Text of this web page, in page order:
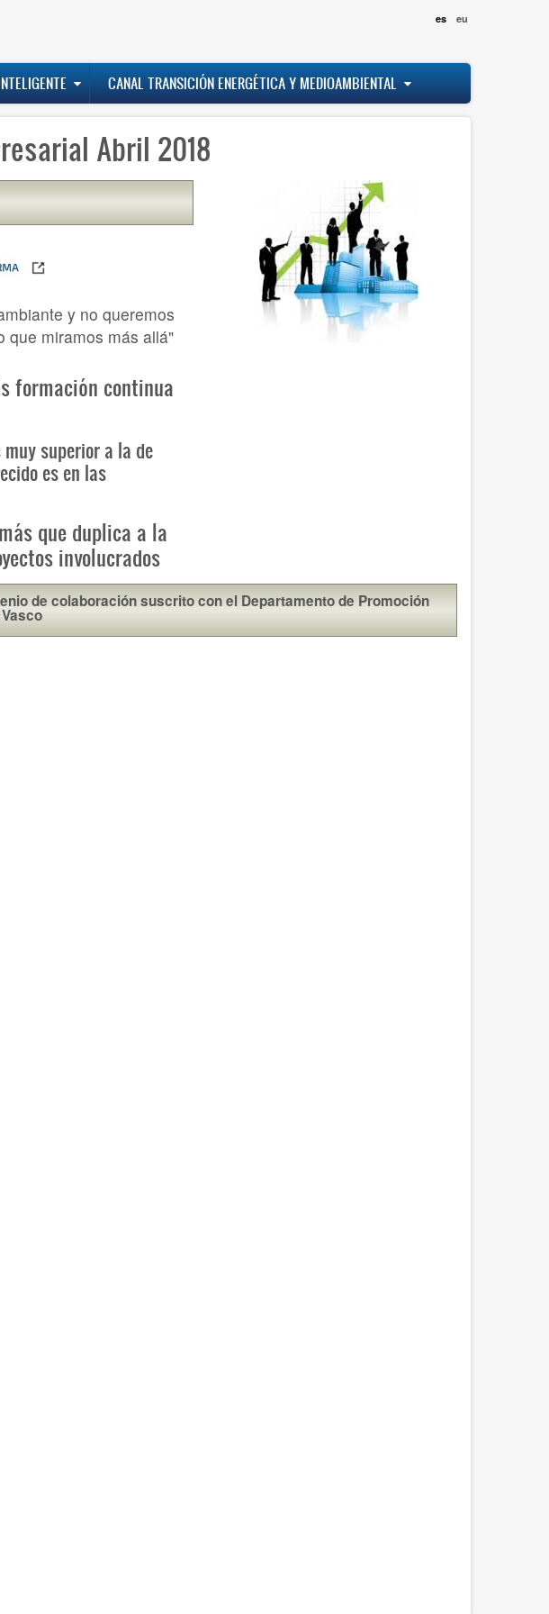
es eu
CANAL TRANSICIÓN ENERGÉTICA Y MEDIOAMBIENTAL
Abril 2018
y no queremos
que miramos más allá"
formación continua
superior a la de
es en las
que duplica a la
involucrados
de colaboración suscrito con el Departamento de Promoción